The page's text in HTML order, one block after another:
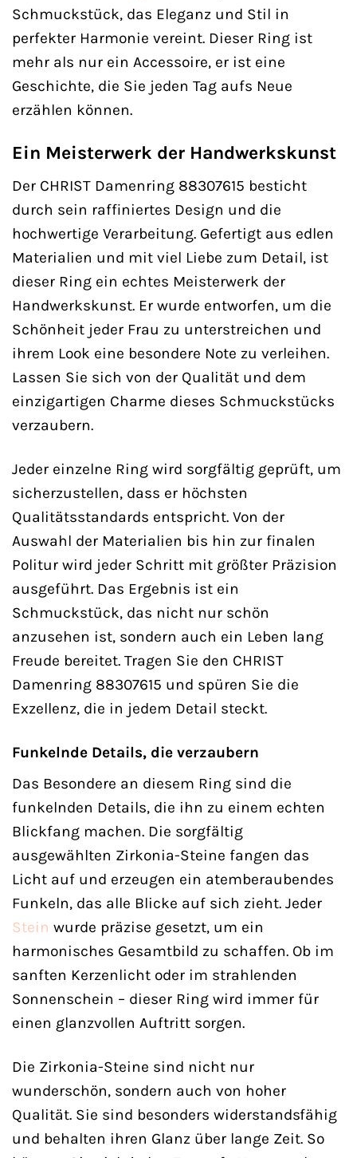
Schmuckstück, das Eleganz und Stil in
perfekter Harmonie vereint. Dieser Ring ist
mehr als nur ein Accessoire, er ist eine
Geschichte, die Sie jeden Tag aufs Neue
erzählen können.
Ein Meisterwerk der Handwerkskunst
Der CHRIST Damenring 88307615 besticht
durch sein raffiniertes Design und die
hochwertige Verarbeitung. Gefertigt aus edlen
Materialien und mit viel Liebe zum Detail, ist
dieser Ring ein echtes Meisterwerk der
Handwerkskunst. Er wurde entworfen, um die
Schönheit jeder Frau zu unterstreichen und
ihrem Look eine besondere Note zu verleihen.
Lassen Sie sich von der Qualität und dem
einzigartigen Charme dieses Schmuckstücks
verzaubern.
Jeder einzelne Ring wird sorgfältig geprüft, um
sicherzustellen, dass er höchsten
Qualitätsstandards entspricht. Von der
Auswahl der Materialien bis hin zur finalen
Politur wird jeder Schritt mit größter Präzision
ausgeführt. Das Ergebnis ist ein
Schmuckstück, das nicht nur schön
anzusehen ist, sondern auch ein Leben lang
Freude bereitet. Tragen Sie den CHRIST
Damenring 88307615 und spüren Sie die
Exzellenz, die in jedem Detail steckt.
Funkelnde Details, die verzaubern
Das Besondere an diesem Ring sind die
funkelnden Details, die ihn zu einem echten
Blickfang machen. Die sorgfältig
ausgewählten Zirkonia-Steine fangen das
Licht auf und erzeugen ein atemberaubendes
Funkeln, das alle Blicke auf sich zieht. Jeder
Stein wurde präzise gesetzt, um ein
harmonisches Gesamtbild zu schaffen. Ob im
sanften Kerzenlicht oder im strahlenden
Sonnenschein – dieser Ring wird immer für
einen glanzvollen Auftritt sorgen.
Die Zirkonia-Steine sind nicht nur
wunderschön, sondern auch von hoher
Qualität. Sie sind besonders widerstandsfähig
und behalten ihren Glanz über lange Zeit. So